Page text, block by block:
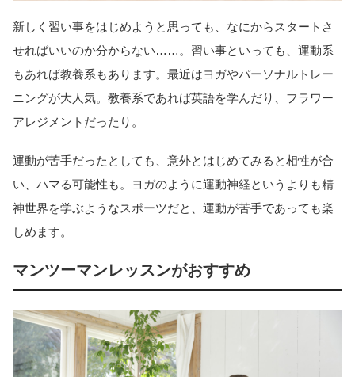
新しく習い事をはじめようと思っても、なにからスタートさ
せればいいのか分からない……。習い事といっても、運動系
もあれば教養系もあります。最近はヨガやパーソナルトレー
ニングが大人気。教養系であれば英語を学んだり、フラワー
アレジメントだったり。
運動が苦手だったとしても、意外とはじめてみると相性が合
い、ハマる可能性も。ヨガのように運動神経というよりも精
神世界を学ぶようなスポーツだと、運動が苦手であっても楽
しめます。
マンツーマンレッスンがおすすめ